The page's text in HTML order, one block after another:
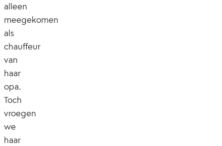
alleen
meegekomen
als
chauffeur
van
haar
opa.
Toch
vroegen
we
haar